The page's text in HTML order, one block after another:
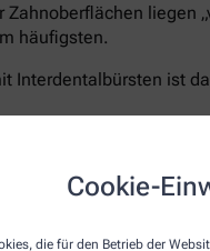
Cookie-
die für den Betrieb der
häufigsten.
Interdentalbürsten ist
5.460